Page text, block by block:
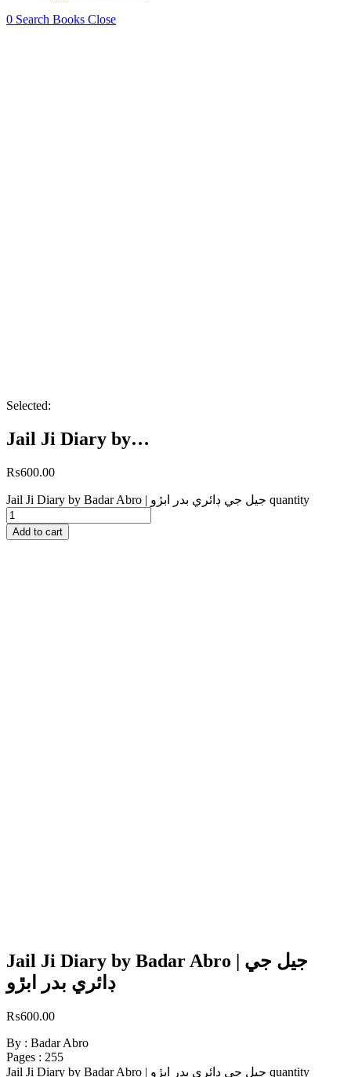
0 Search Books Close
Selected:
Jail Ji Diary by…
₨600.00
Jail Ji Diary by Badar Abro | جيل جي ڊائري بدر ابڙو quantity
Add to cart
Jail Ji Diary by Badar Abro | جيل جي
ڊائري بدر ابڙو
₨600.00
By : Badar Abro
Pages : 255
Jail Ji Diary by Badar Abro | جيل جي ڊائري بدر ابڙو quantity